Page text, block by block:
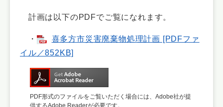
計画は以下のPDFでご覧になれます。
・
喜多方市災害廃棄物処理計画 [PDFファ
イル／852KB]
PDF形式のファイルをご覧いただく場合には、Adobe社が提
供するAdobe Readerが必要です。